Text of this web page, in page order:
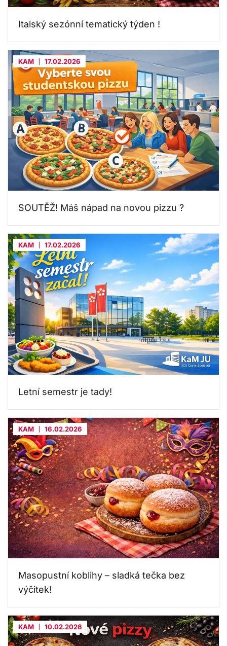
Italský sezónní tematický týden !
KAM 17.02.2026
SOUTĚŽ! Máš nápad na novou pizzu ?
KAM 17.02.2026
Letní semestr je tady!
KAM 16.02.2026
Masopustní koblihy – sladká tečka bez
výčitek!
KAM 10.02.2026